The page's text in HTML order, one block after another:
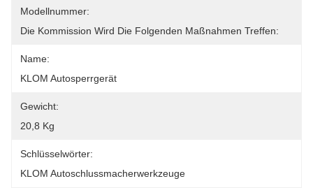
Modellnummer:
Die Kommission Wird Die Folgenden Maßnahmen Treffen:
Name:
KLOM Autosperrgerät
Gewicht:
20,8 Kg
Schlüsselwörter:
KLOM Autoschlussmacherwerkzeuge